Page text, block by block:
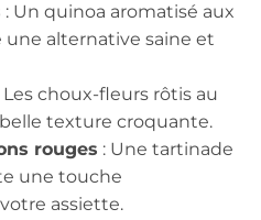
: Un quinoa aromatisé aux
une alternative saine et
Les choux-fleurs rôtis au
texture croquante.
rouges : Une tartinade
une touche
assiette.